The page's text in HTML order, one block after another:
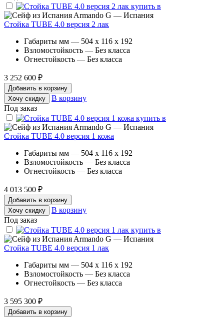
Armando G — Испания
Стойка TUBE 4.0 версия 2 лак
Габариты мм — 504 x 116 x 192
Взломостойкость — Без класса
Огнестойкость — Без класса
3 252 600 ₽
Добавить в корзину
Хочу скидку
В корзину
Под заказ
Armando G — Испания
Стойка TUBE 4.0 версия 1 кожа
Габариты мм — 504 x 116 x 192
Взломостойкость — Без класса
Огнестойкость — Без класса
4 013 500 ₽
Добавить в корзину
Хочу скидку
В корзину
Под заказ
Armando G — Испания
Стойка TUBE 4.0 версия 1 лак
Габариты мм — 504 x 116 x 192
Взломостойкость — Без класса
Огнестойкость — Без класса
3 595 300 ₽
Добавить в корзину